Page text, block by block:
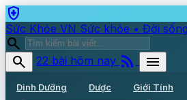
health_and_safety
Sức Khỏe VN Sức khỏe • Đời sống
search
search
22 bài hôm nay rss_feed menu
Dinh Dưỡng Dược Giới Tính